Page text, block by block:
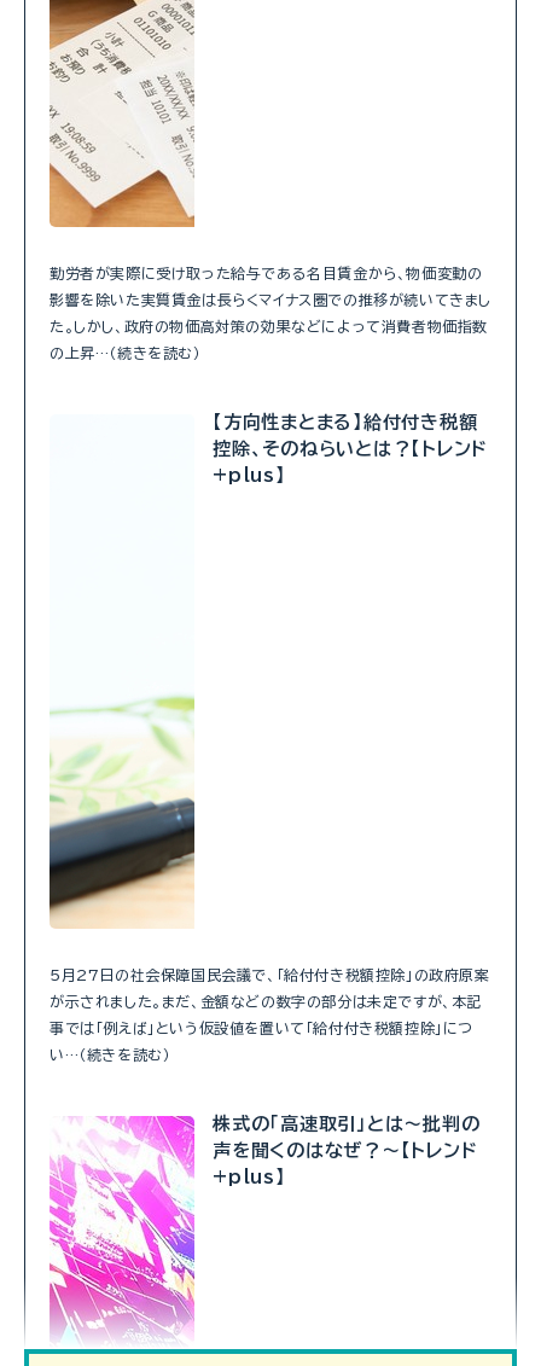
勤労者が実際に受け取った給与である名目賃金から、物価変動の
影響を除いた実質賃金は長らくマイナス圏での推移が続いてきまし
た。しかし、政府の物価高対策の効果などによって消費者物価指数
の上昇…（続きを読む）
【方向性まとまる】給付付き税額
控除、そのねらいとは？【トレンド
+plus】
5月27日の社会保障国民会議で、「給付付き税額控除」の政府原案
が示されました。まだ、金額などの数字の部分は未定ですが、本記
事では「例えば」という仮設値を置いて「給付付き税額控除」につ
い…（続きを読む）
株式の「高速取引」とは～批判の
声を聞くのはなぜ？～【トレンド
+plus】